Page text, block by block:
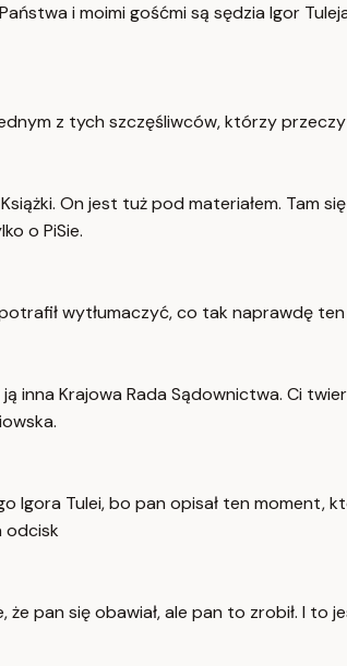
i moimi gośćmi są sędzia Igor
z tych szczęśliwców, którzy
On jest tuż pod materiałem. Tam
o PiSie.
wytłumaczyć, co tak naprawdę
inna Krajowa Rada Sądownictwa. Ci
Igora Tulei, bo pan opisał ten moment,
odcisk
pan się obawiał, ale pan to zrobił. I